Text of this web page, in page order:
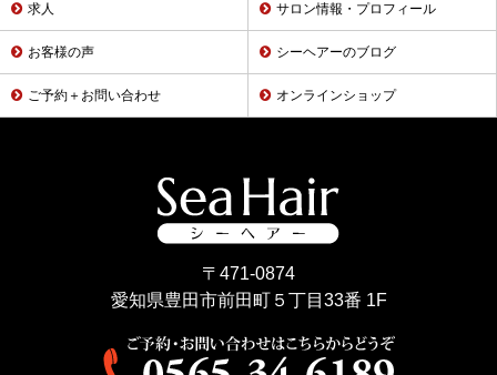
求人 サロン情報・プロフィール
お客様の声 シーヘアーのブログ
ご予約＋お問い合わせ オンラインショップ
〒471-0874
愛知県豊田市前田町５丁目33番 1F